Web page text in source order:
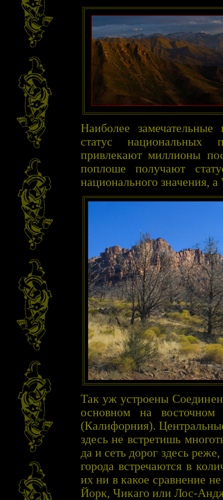
Наиболее
статус
привлекают миллионы
поплоше получают
национального значения, а
Так уж устроены
основном на
(Калифорния).
здесь не встретишь
да и сеть дорог здесь
города встречаются в
их ни в какое сравнение
Йорк, Чикаго или Лос-